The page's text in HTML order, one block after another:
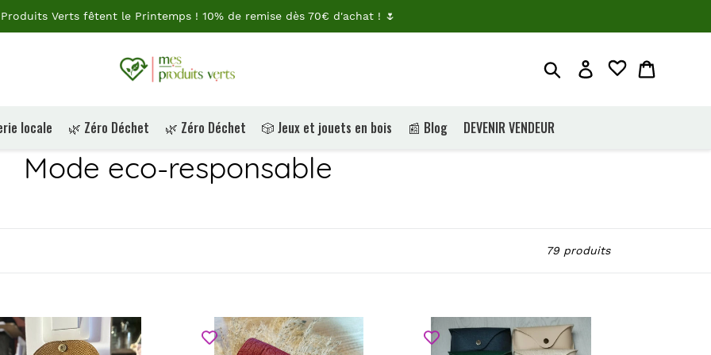
Produits Verts fêtent le Printemps ! 10% de remise dès 70€ d'achat ! 🌷
RechercherJe me connecte
locale 🌿 Zéro Déchet 🌿 Zéro Déchet 🎲 Jeux et jouets en bois 📰 Blog DEVENIR VENDEUR
C
c
Mode eco-responsable
79 produits
Pochette
sur
Lunettes